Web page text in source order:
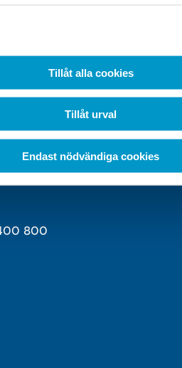
Tillåt alla cookies
Tillåt urval
Endast nödvändiga cookies
800